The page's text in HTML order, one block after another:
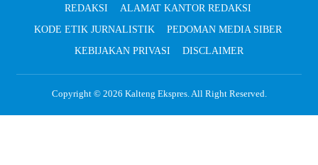
REDAKSI
ALAMAT KANTOR REDAKSI
KODE ETIK JURNALISTIK
PEDOMAN MEDIA SIBER
KEBIJAKAN PRIVASI
DISCLAIMER
Copyright © 2026 Kalteng Ekspres. All Right Reserved.